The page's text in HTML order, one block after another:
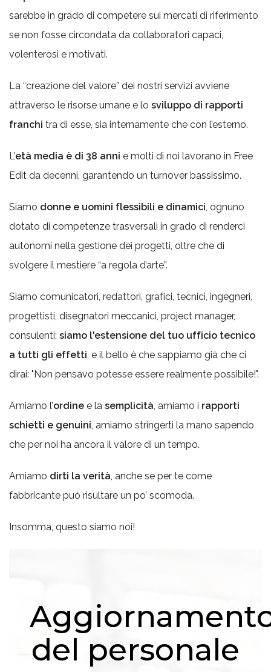
sarebbe in grado di competere sui mercati di riferimento
se non fosse circondata da collaboratori capaci,
volenterosi e motivati.
La “creazione del valore” dei nostri servizi avviene
attraverso le risorse umane e lo sviluppo di rapporti
franchi tra di esse, sia internamente che con l’esterno.
L’età media è di 38 anni e molti di noi lavorano in Free
Edit da decenni, garantendo un turnover bassissimo.
Siamo donne e uomini flessibili e dinamici, ognuno
dotato di competenze trasversali in grado di renderci
autonomi nella gestione dei progetti, oltre che di
svolgere il mestiere “a regola d’arte”.
Siamo comunicatori, redattori, grafici, tecnici, ingegneri,
progettisti, disegnatori meccanici, project manager,
consulenti; siamo l'estensione del tuo ufficio tecnico
a tutti gli effetti, e il bello è che sappiamo già che ci
dirai: "Non pensavo potesse essere realmente possibile!".
Amiamo l’ordine e la semplicità, amiamo i rapporti
schietti e genuini, amiamo stringerti la mano sapendo
che per noi ha ancora il valore di un tempo.
Amiamo dirti la verità, anche se per te come
fabbricante può risultare un po’ scomoda.
Insomma, questo siamo noi!
del personale